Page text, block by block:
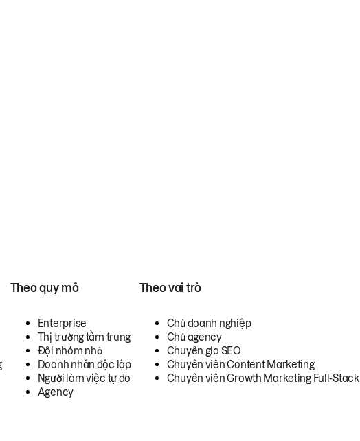
Theo quy mô
Enterprise
Thị trường tầm trung
Đội nhóm nhỏ
Doanh nhân độc lập
Người làm việc tự do
Agency
Theo vai trò
Chủ doanh nghiệp
Chủ agency
Chuyên gia SEO
Chuyên viên Content Marketing
Chuyên viên Growth Marketing Full-Stack